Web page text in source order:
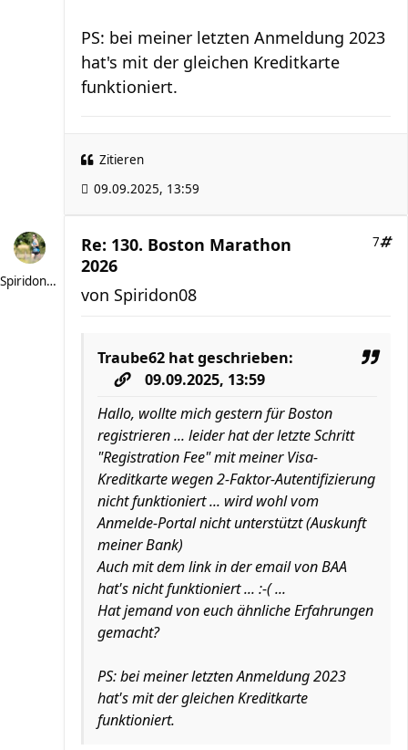
PS: bei meiner letzten Anmeldung 2023
hat's mit der gleichen Kreditkarte
funktioniert.
Zitieren
09.09.2025, 13:59
Spiridon08
Re: 130. Boston Marathon
2026
7
von Spiridon08
Traube62 hat geschrieben:
09.09.2025, 13:59
Hallo, wollte mich gestern für Boston
registrieren ... leider hat der letzte Schritt
"Registration Fee" mit meiner Visa-
Kreditkarte wegen 2-Faktor-Autentifizierung
nicht funktioniert ... wird wohl vom
Anmelde-Portal nicht unterstützt (Auskunft
meiner Bank)
Auch mit dem link in der email von BAA
hat's nicht funktioniert ... :-( ...
Hat jemand von euch ähnliche Erfahrungen
gemacht?
PS: bei meiner letzten Anmeldung 2023
hat's mit der gleichen Kreditkarte
funktioniert.